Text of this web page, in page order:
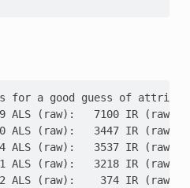
a good guess of
ALS (raw):   7100 IR
ALS (raw):   3447 IR
ALS (raw):   3537 IR
ALS (raw):   3218 IR
ALS (raw):    374 IR